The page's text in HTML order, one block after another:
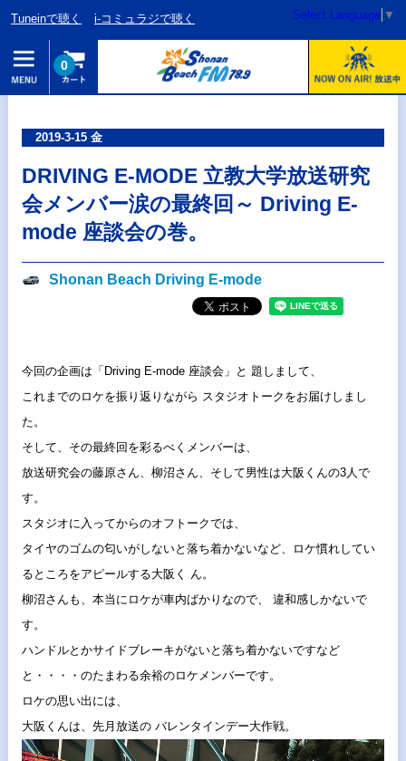
Tuneinで聴く i-コミュラジで聴く Select Language ▼
0
2019-3-15 金
DRIVING E-MODE 立教大学放送研究
会メンバー涙の最終回～ Driving E-
mode 座談会の巻。
Shonan Beach Driving E-mode
今回の企画は「Driving E-mode 座談会」と 題しまして、
これまでのロケを振り返りながら スタジオトークをお届けしまし
た。
そして、その最終回を彩るべくメンバーは、
放送研究会の藤原さん、柳沼さん、 そして男性は大阪くんの3人で
す。
スタジオに入ってからのオフトークでは、
タイヤのゴムの匂いがしないと落ち着かないなど、
ロケ慣れしてい
るところをアピールする大阪く ん。
柳沼さんも、本当にロケが車内ばかりなので、 違和感しかないで
す。
ハンドルとかサイドブレーキがないと落ち着かないですなど
と・・・・のたまわる余裕のロケメンバーです。
ロケの思い出には、
大阪くんは、先月放送の バレンタインデー大作戦。